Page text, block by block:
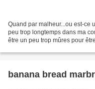
Quand par malheur...ou est-ce
peu trop longtemps dans ma
être un peu trop mûres pour
banana bread